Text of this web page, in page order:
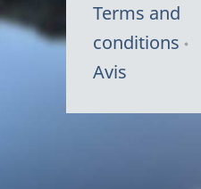
Terms and
conditions
Avis